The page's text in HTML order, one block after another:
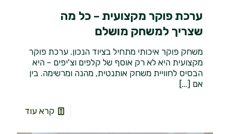
ערכת פוקר מקצועית – כל מה
שצריך למשחק מושלם
משחק פוקר איכותי מתחיל בציוד הנכון. ערכת פוקר
מקצועית היא לא רק אוסף של קלפים וצ'יפים – היא
הבסיס לחוויית משחק אותנטית, מהנה ומרשימה. בין
אם […]
קרא עוד